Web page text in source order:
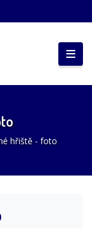
hřiště - foto